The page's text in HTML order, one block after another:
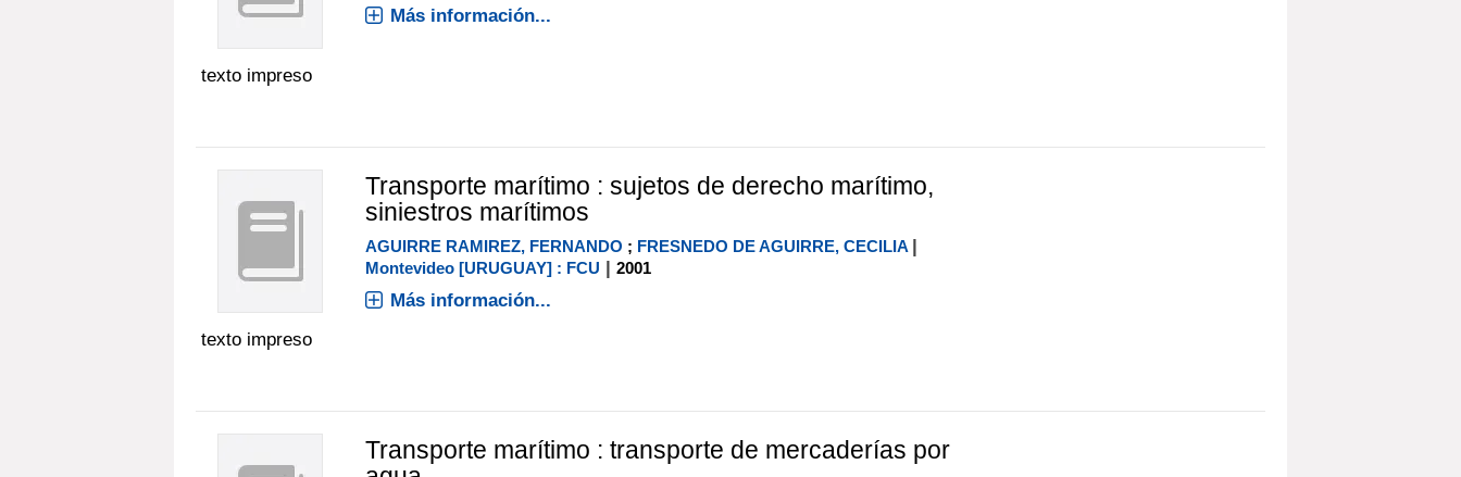
texto impreso
Más información...
texto impreso
Transporte marítimo : sujetos de derecho marítimo,
siniestros marítimos
AGUIRRE RAMIREZ, FERNANDO ; FRESNEDO DE AGUIRRE, CECILIA |
Montevideo [URUGUAY] : FCU | 2001
Más información...
Transporte marítimo : transporte de mercaderías por